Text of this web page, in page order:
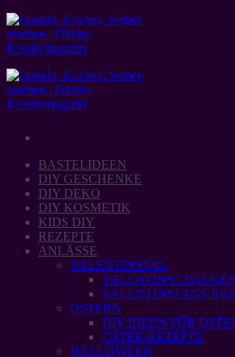
Zum
Inhalt
springen
BASTELIDEEN
DIY GESCHENKE
DIY DEKO
DIY KOSMETIK
KIDS DIY
REZEPTE
ANLÄSSE
VALENTINSTAG
VALENTINSTAGS-
VALENTINSTAGS-
OSTERN
DIY IDEEN FÜR
OSTER-REZEPTE
HALLOWEEN
Schlagwort-Archive: